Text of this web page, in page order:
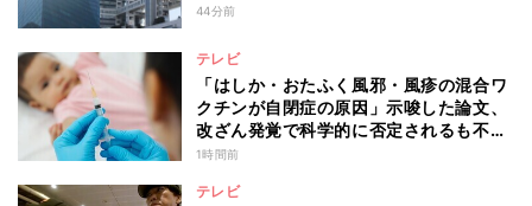
44分前
テレビ
「はしか・おたふく風邪・風疹の混合ワ
クチンが自閉症の原因」示唆した論文、
改ざん発覚で科学的に否定されるも不安
消えず…科学者たちの反証はなぜ届かな
1時間前
テレビ